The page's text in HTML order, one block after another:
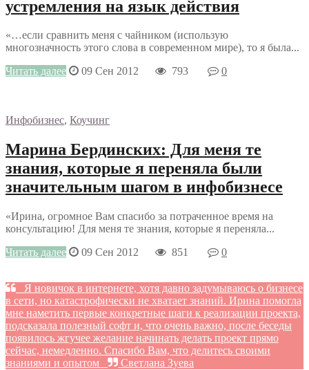
устремления на язык действия
«…если сравнить меня с чайником (использую
многозначность этого слова в современном мире), то я была...
Читать далее
09 Сен 2012 793 0
Инфобизнес, Коучинг
Марина Бердинских: Для меня те
знания, которые я переняла были
значительным шагом в инфобизнесе
«Ирина, огромное Вам спасибо за потраченное время на
консультацию! Для меня те знания, которые я переняла...
Читать далее
09 Сен 2012 851 0
Я новичок в интернете, хотя давно задумываюсь о бизнесе
в сети, но катастрофически не хватает знаний. Ирина помогла
мне наметить первые конкретные шаги к реализации проекта,
подсказала полезный софт и, что очень важно, после беседы
появилось жгучее желание начинать делать проект прямо
сейчас, немедленно. Спасибо Вам, что делитесь своими
знаниями и опытом
Светлана Зуева